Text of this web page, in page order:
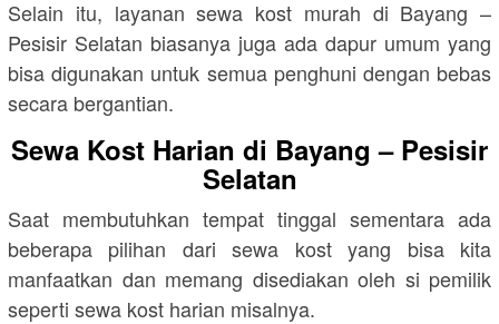
Selain itu, layanan sewa kost murah di Bayang –
Pesisir Selatan biasanya juga ada dapur umum yang
bisa digunakan untuk semua penghuni dengan bebas
secara bergantian.
Sewa Kost Harian di Bayang – Pesisir
Selatan
Saat membutuhkan tempat tinggal sementara ada
beberapa pilihan dari sewa kost yang bisa kita
manfaatkan dan memang disediakan oleh si pemilik
seperti sewa kost harian misalnya.